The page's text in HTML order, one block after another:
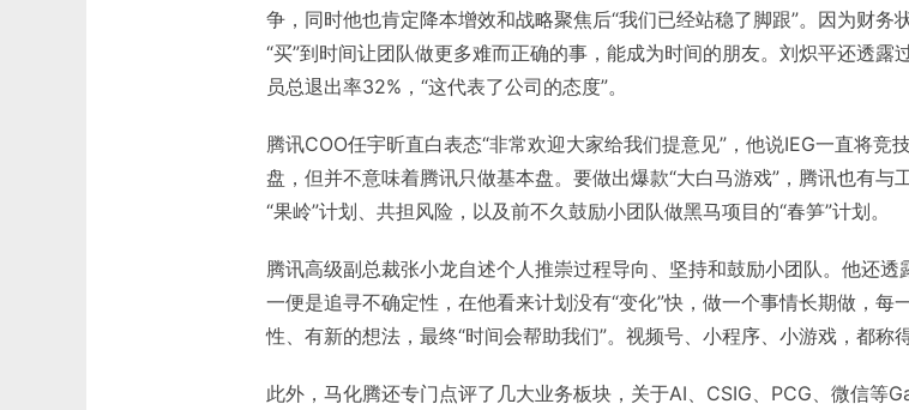
争，同时他也肯定降本增效和战略聚焦后“我们已经站稳了脚跟”。因为财务
“买”到时间让团队做更多难而正确的事，能成为时间的朋友。刘炽平还透露
员总退出率32%，“这代表了公司的态度”。
腾讯COO任宇昕直白表态“非常欢迎大家给我们提意见”，他说IEG一直将竞
盘，但并不意味着腾讯只做基本盘。要做出爆款“大白马游戏”，腾讯也有与
“果岭”计划、共担风险，以及前不久鼓励小团队做黑马项目的“春笋”计划。
腾讯高级副总裁张小龙自述个人推崇过程导向、坚持和鼓励小团队。他还透
一便是追寻不确定性，在他看来计划没有“变化”快，做一个事情长期做，每
性、有新的想法，最终“时间会帮助我们”。视频号、小程序、小游戏，都称
此外，马化腾还专门点评了几大业务板块，关于AI、CSIG、PCG、微信等